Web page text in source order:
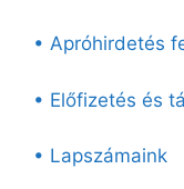
• Apróhirdetés
• Előfizetés és
• Lapszámaink